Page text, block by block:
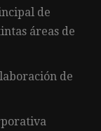
de
áreas de
de